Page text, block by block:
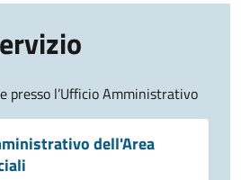
presso l’Ufficio Amministrativo
dell'Area